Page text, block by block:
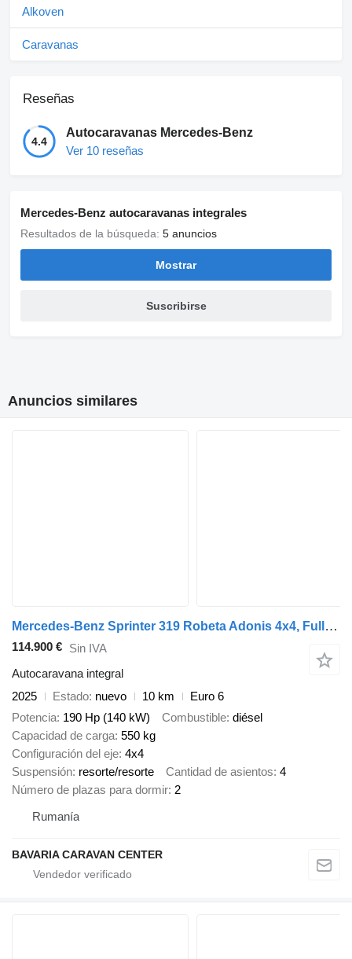
Alkoven
Caravanas
Reseñas
4.4
Autocaravanas Mercedes-Benz
Ver 10 reseñas
Mercedes-Benz autocaravanas integrales
Resultados de la búsqueda: 5 anuncios
Mostrar
Suscribirse
Anuncios similares
Mercedes-Benz Sprinter 319 Robeta Adonis 4x4, Full Optionls
114.900 € Sin IVA
Autocaravana integral
2025
Estado nuevo 10 km
Euro 6
Potencia 190 Hp (140 kW) Combustible diésel
Capacidad de carga 550 kg
Configuración del eje 4x4
Suspensión resorte/resorte Cantidad de asientos 4
Número de plazas para dormir 2
Rumanía
BAVARIA CARAVAN CENTER